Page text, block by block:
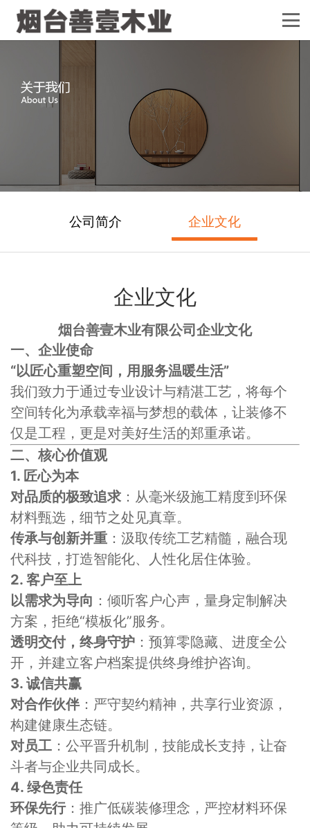
公司简介 企业文化
企业文化
烟台善壹木业有限公司企业文化
一、企业使命
“以匠心重塑空间，用服务温暖生活”
我们致力于通过专业设计与精湛工艺，将每个
空间转化为承载幸福与梦想的载体，让装修不
仅是工程，更是对美好生活的郑重承诺。
二、核心价值观
1. 匠心为本
对品质的极致追求 ：从毫米级施工精度到环保
材料甄选，细节之处见真章。
传承与创新并重 ：汲取传统工艺精髓，融合现
代科技，打造智能化、人性化居住体验。
2. 客户至上
以需求为导向 ：倾听客户心声，量身定制解决
方案，拒绝“模板化”服务。
透明交付，终身守护 ：预算零隐藏、进度全公
开，并建立客户档案提供终身维护咨询。
3. 诚信共赢
对合作伙伴：严守契约精神，共享行业资源，
构建健康生态链。
对员工 ：公平晋升机制，技能成长支持，让奋
斗者与企业共同成长。
4. 绿色责任
环保先行：推广低碳装修理念，严控材料环保